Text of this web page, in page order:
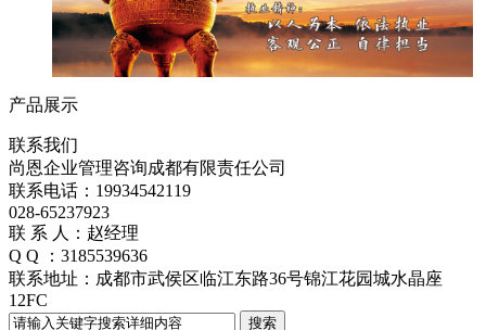
产品展示
联系我们
尚恩企业管理咨询成都有限责任公司
联系电话：19934542119
028-65237923
联 系 人：赵经理
Q Q ：3185539636
联系地址：成都市武侯区临江东路36号锦江花园城水晶座
12FC